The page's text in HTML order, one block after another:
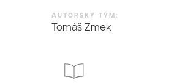
AUTORSKÝ TÝM:
Tomáš Zmek